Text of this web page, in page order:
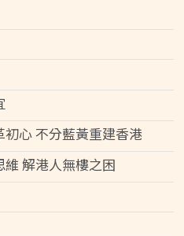
心 不分藍黃重建香港
解港人無樓之困